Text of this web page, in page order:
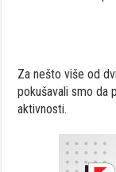
Za nešto više od
pokušavali smo da
aktivnosti.